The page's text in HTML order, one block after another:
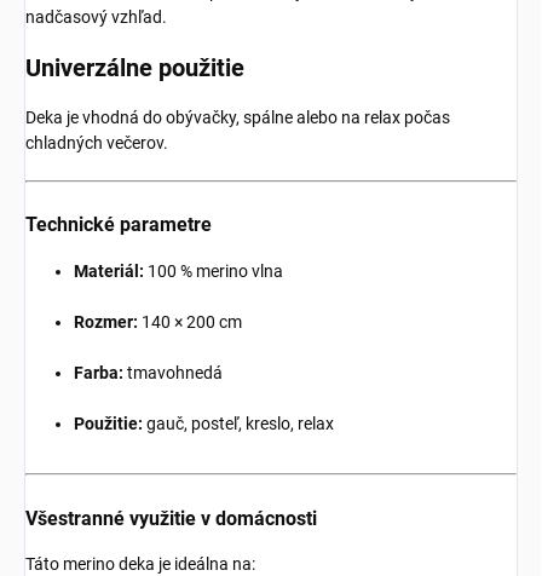
nadčasový vzhľad.
Univerzálne použitie
Deka je vhodná do obývačky, spálne alebo na relax počas
chladných večerov.
Technické parametre
Materiál: 100 % merino vlna
Rozmer: 140 × 200 cm
Farba: tmavohnedá
Použitie: gauč, posteľ, kreslo, relax
Všestranné využitie v domácnosti
Táto merino deka je ideálna na: